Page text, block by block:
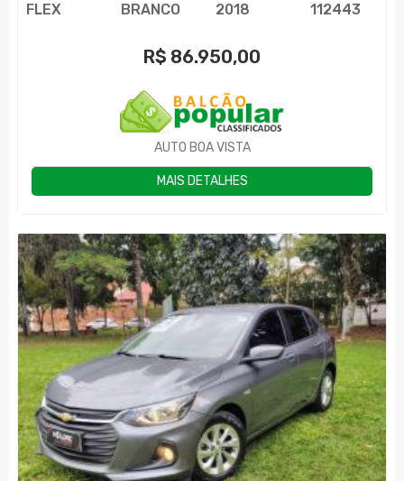
FLEX BRANCO 2018 112443
R$ 86.950,00
AUTO BOA VISTA
MAIS DETALHES